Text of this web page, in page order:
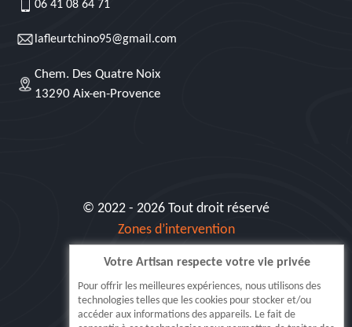
06 41 08 64 71
lafleurtchino95@gmail.com
Chem. Des Quatre Noix
13290 Aix-en-Provence
© 2022 - 2026 Tout droit réservé
Zones d’intervention
Siret: 515 062 404 000 30
Votre Artisan respecte votre vie privée
Pour offrir les meilleures expériences, nous utilisons des
technologies telles que les cookies pour stocker et/ou
accéder aux informations des appareils. Le fait de